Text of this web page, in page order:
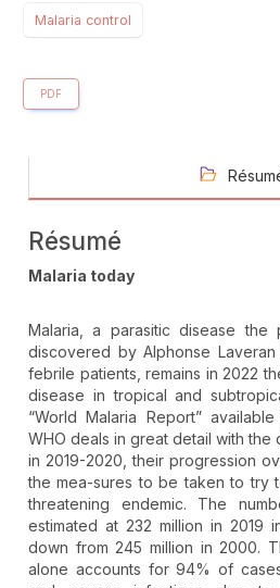
Malaria control
PDF
Résumé
Malaria today
Malaria, a parasitic disease the
discovered by Alphonse
febrile patients, remains in 2022
disease in tropical and
“World Malaria Report”
WHO deals in great detail with
in 2019-2020, their progression
the mea-sures to be taken to try
threatening endemic. The
estimated at 232 million in 2019
down from 245 million in 2000.
alone accounts for 94% of